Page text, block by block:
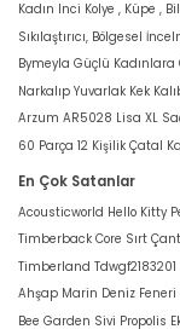
Kadın Inci Kolye , Küpe ,
Sıkılaştırıcı, Bölgesel
Bymeyla Güçlü Kadınlara
Narkalıp Yuvarlak Kek
Arzum AR5028 Lisa XL
60 Parça 12 Kişilik Çatal
En Çok Satanlar
Acousticworld Hello Kitty
Timberback Core Sırt
Timberland Tdwgf2183201
Ahşap Marin Deniz Feneri
Bee Garden Sivi Propolis